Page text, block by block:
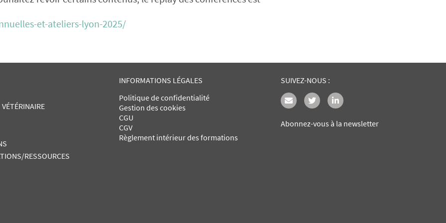
et-ateliers-lyon-2025/
RESSOURCES
INFORMATIONS LÉGALES
Politique de confidentialité
Gestion des cookies
CGU
CGV
Règlement intérieur des formations
SUIVEZ-NOUS :
Abonnez-vous à la newsletter